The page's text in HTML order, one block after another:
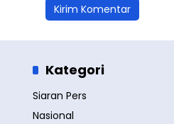
Kategori
Siaran Pers
Nasional